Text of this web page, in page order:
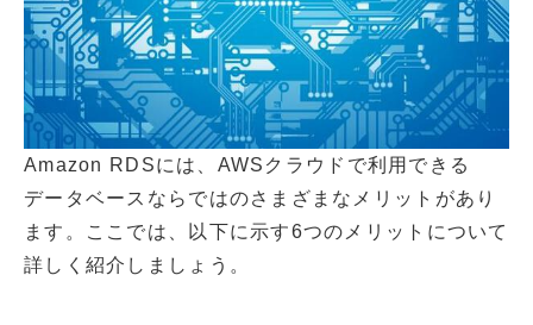
Amazon RDSには、AWSクラウドで利用できる
データベースならではのさまざまなメリットがあり
ます。ここでは、以下に示す6つのメリットについて
詳しく紹介しましょう。